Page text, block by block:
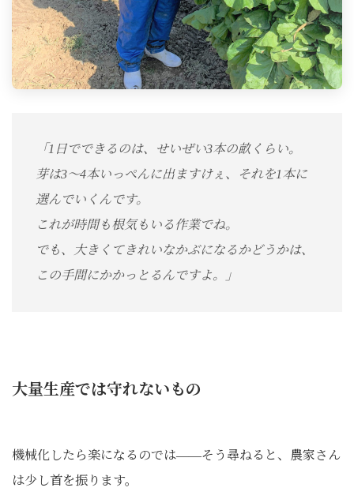
「1日でできるのは、せいぜい3本の畝くらい。
芽は3～4本いっぺんに出ますけぇ、それを1本に
選んでいくんです。
これが時間も根気もいる作業でね。
でも、大きくてきれいなかぶになるかどうかは、
この手間にかかっとるんですよ。」
大量生産では守れないもの
機械化したら楽になるのでは――そう尋ねると、農家さん
は少し首を振ります。